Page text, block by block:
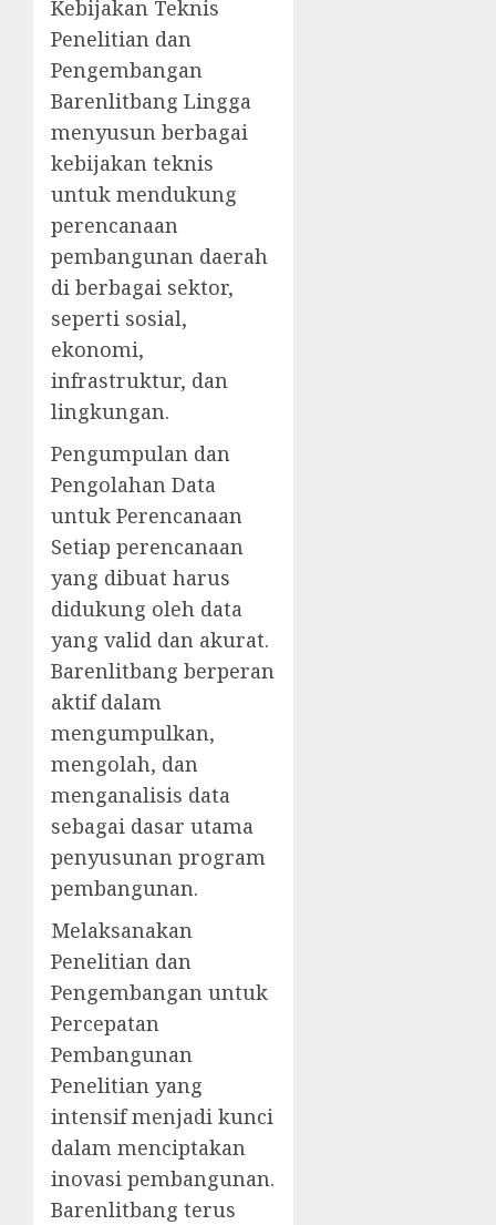
Kebijakan Teknis
Penelitian dan
Pengembangan
Barenlitbang Lingga
menyusun berbagai
kebijakan teknis
untuk mendukung
perencanaan
pembangunan daerah
di berbagai sektor,
seperti sosial,
ekonomi,
infrastruktur, dan
lingkungan.
Pengumpulan dan
Pengolahan Data
untuk Perencanaan
Setiap perencanaan
yang dibuat harus
didukung oleh data
yang valid dan akurat.
Barenlitbang berperan
aktif dalam
mengumpulkan,
mengolah, dan
menganalisis data
sebagai dasar utama
penyusunan program
pembangunan.
Melaksanakan
Penelitian dan
Pengembangan untuk
Percepatan
Pembangunan
Penelitian yang
intensif menjadi kunci
dalam menciptakan
inovasi pembangunan.
Barenlitbang terus